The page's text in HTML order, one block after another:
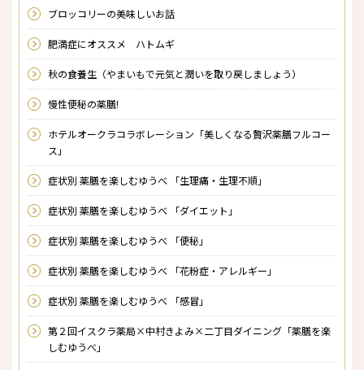
ブロッコリーの美味しいお話
肥満症にオススメ ハトムギ
秋の食養生（やまいもで元気と潤いを取り戻しましょう）
慢性便秘の薬膳!
ホテルオークラコラボレーション「美しくなる贅沢薬膳フルコー
ス」
症状別 薬膳を楽しむゆうべ 「生理痛・生理不順」
症状別 薬膳を楽しむゆうべ 「ダイエット」
症状別 薬膳を楽しむゆうべ 「便秘」
症状別 薬膳を楽しむゆうべ 「花粉症・アレルギー」
症状別 薬膳を楽しむゆうべ 「感冒」
第２回イスクラ薬局×中村きよみ×二丁目ダイニング「薬膳を楽
しむゆうべ」